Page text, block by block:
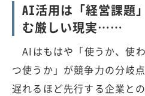
AI活用は「経営課題
む厳しい現実……
AIはもはや「使うか、使
つ使うか」が競争力の分岐
遅れるほど先行する企業と